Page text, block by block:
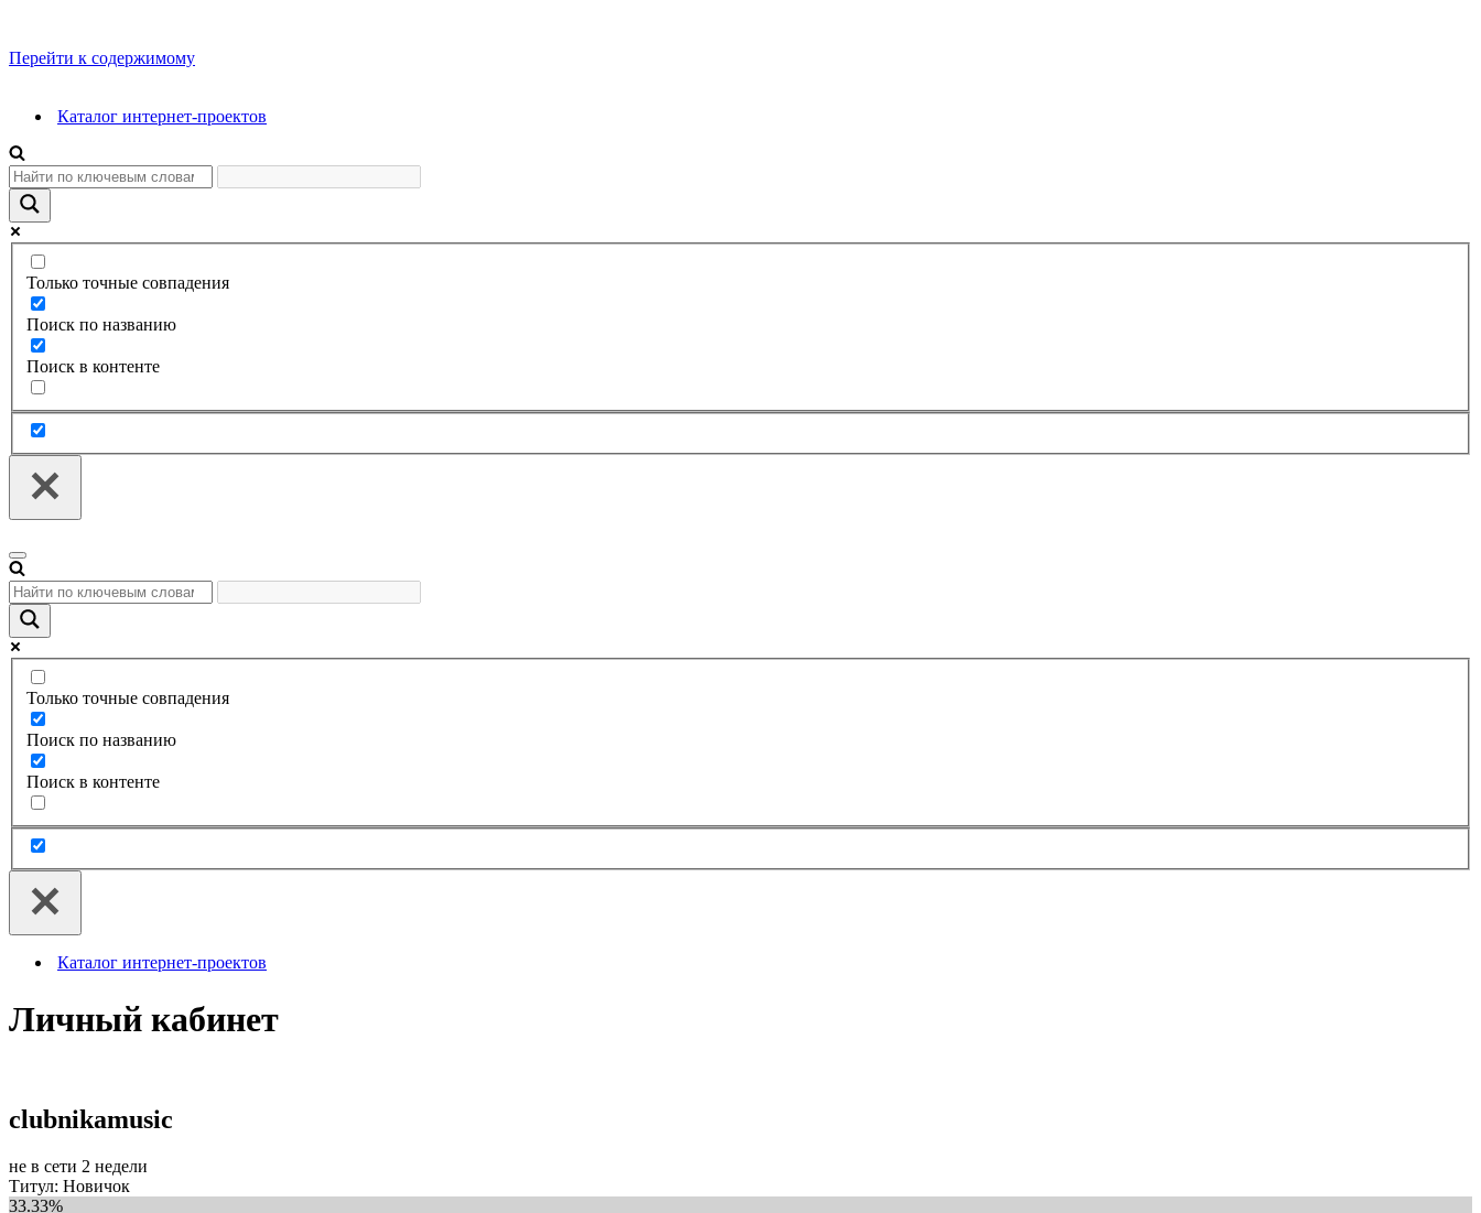
Перейти к содержимому
Каталог интернет-проектов
Только точные совпадения
Поиск по названию
Поиск в контенте
Меню
навигации
Только точные совпадения
Поиск по названию
Поиск в контенте
Каталог интернет-проектов
Личный кабинет
clubnikamusic
не в сети 2 недели
Титул: Новичок
33.33%